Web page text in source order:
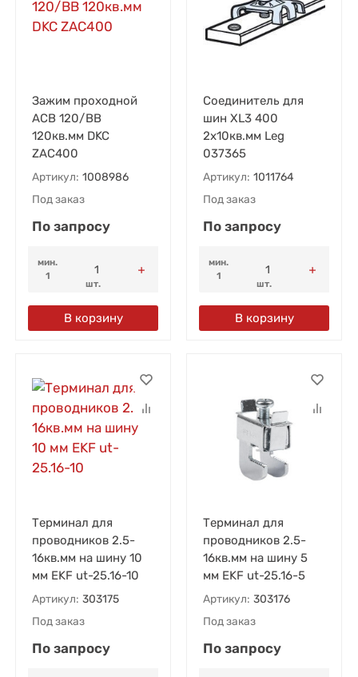
Зажим проходной
ACB 120/BB
120кв.мм DKC
ZAC400
Артикул: 1008986
Под заказ
По запросу
мин.
1
шт.
В корзину
Соединитель для
шин XL3 400
2х10кв.мм Leg
037365
Артикул: 1011764
Под заказ
По запросу
мин.
1
шт.
В корзину
Терминал для
проводников 2.5-
16кв.мм на шину 10
мм EKF ut-25.16-10
Артикул: 303175
Под заказ
По запросу
Терминал для
проводников 2.5-
16кв.мм на шину 5
мм EKF ut-25.16-5
Артикул: 303176
Под заказ
По запросу